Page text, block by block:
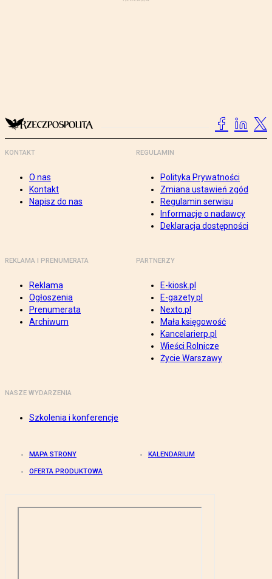
KONTAKT
O nas
Kontakt
Napisz do nas
REGULAMIN
Polityka Prywatności
Zmiana ustawień zgód
Regulamin serwisu
Informacje o nadawcy
Deklaracja dostępności
REKLAMA I PRENUMERATA
Reklama
Ogłoszenia
Prenumerata
Archiwum
PARTNERZY
E-kiosk.pl
E-gazety.pl
Nexto.pl
Mała księgowość
Kancelarierp.pl
Wieści Rolnicze
Życie Warszawy
NASZE WYDARZENIA
Szkolenia i konferencje
MAPA STRONY KALENDARIUM
OFERTA PRODUKTOWA